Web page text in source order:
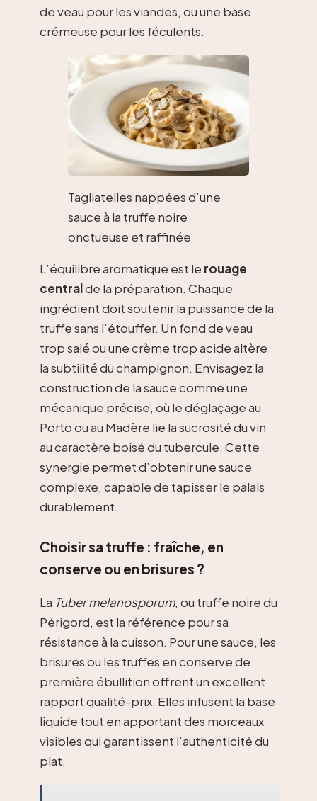
de veau pour les viandes, ou une base
crémeuse pour les féculents.
Tagliatelles nappées d’une
sauce à la truffe noire
onctueuse et raffinée
L’équilibre aromatique est le rouage
centralde la préparation. Chaque
ingrédient doit soutenir la puissance de la
truffe sans l’étouffer. Un fond de veau
trop salé ou une crème trop acide altère
la subtilité du champignon. Envisagez la
construction de la sauce comme une
mécanique précise, où le déglaçage au
Porto ou au Madère lie la sucrosité du vin
au caractère boisé du tubercule. Cette
synergie permet d’obtenir une sauce
complexe, capable de tapisser le palais
durablement.
Choisir sa truffe : fraîche, en
conserve ou en brisures ?
La Tuber melanosporum, ou truffe noire du
Périgord, est la référence pour sa
résistance à la cuisson. Pour une sauce, les
brisures ou les truffes en conserve de
première ébullition offrent un excellent
rapport qualité-prix. Elles infusent la base
liquide tout en apportant des morceaux
visibles qui garantissent l’authenticité du
plat.